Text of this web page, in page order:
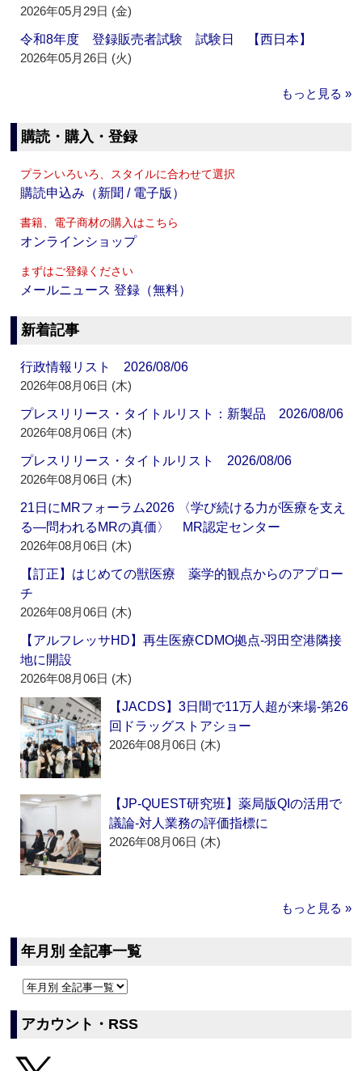
2026年05月29日 (金)
令和8年度 登録販売者試験 試験日 【西日本】
2026年05月26日 (火)
もっと見る »
購読・購入・登録
プランいろいろ、スタイルに合わせて選択
購読申込み（新聞 / 電子版）
書籍、電子商材の購入はこちら
オンラインショップ
まずはご登録ください
メールニュース 登録（無料）
新着記事
行政情報リスト 2026/08/06
2026年08月06日 (木)
プレスリリース・タイトルリスト：新製品 2026/08/06
2026年08月06日 (木)
プレスリリース・タイトルリスト 2026/08/06
2026年08月06日 (木)
21日にMRフォーラム2026 〈学び続ける力が医療を支え
る―問われるMRの真価〉 MR認定センター
2026年08月06日 (木)
【訂正】はじめての獣医療 薬学的観点からのアプロー
チ
2026年08月06日 (木)
【アルフレッサHD】再生医療CDMO拠点‐羽田空港隣接
地に開設
2026年08月06日 (木)
【JACDS】3日間で11万人超が来場‐第26
回ドラッグストアショー
2026年08月06日 (木)
【JP-QUEST研究班】薬局版QIの活用で
議論‐対人業務の評価指標に
2026年08月06日 (木)
もっと見る »
年月別 全記事一覧
アカウント・RSS